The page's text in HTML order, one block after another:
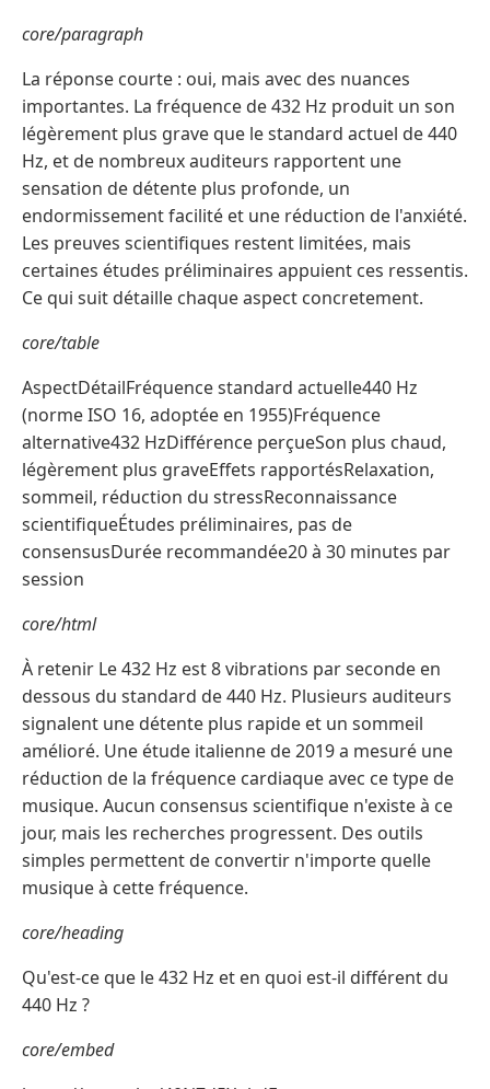
core/paragraph
La réponse courte : oui, mais avec des nuances
importantes. La fréquence de 432 Hz produit un son
légèrement plus grave que le standard actuel de 440
Hz, et de nombreux auditeurs rapportent une
sensation de détente plus profonde, un
endormissement facilité et une réduction de l'anxiété.
Les preuves scientifiques restent limitées, mais
certaines études préliminaires appuient ces ressentis.
Ce qui suit détaille chaque aspect concretement.
core/table
AspectDétailFréquence standard actuelle440 Hz
(norme ISO 16, adoptée en 1955)Fréquence
alternative432 HzDifférence perçueSon plus chaud,
légèrement plus graveEffets rapportésRelaxation,
sommeil, réduction du stressReconnaissance
scientifiqueÉtudes préliminaires, pas de
consensusDurée recommandée20 à 30 minutes par
session
core/html
À retenir Le 432 Hz est 8 vibrations par seconde en
dessous du standard de 440 Hz. Plusieurs auditeurs
signalent une détente plus rapide et un sommeil
amélioré. Une étude italienne de 2019 a mesuré une
réduction de la fréquence cardiaque avec ce type de
musique. Aucun consensus scientifique n'existe à ce
jour, mais les recherches progressent. Des outils
simples permettent de convertir n'importe quelle
musique à cette fréquence.
core/heading
Qu'est-ce que le 432 Hz et en quoi est-il différent du
440 Hz ?
core/embed